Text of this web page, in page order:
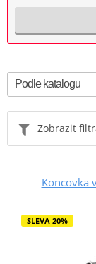
Zobrazit
Koncovka
SLEVA 20%